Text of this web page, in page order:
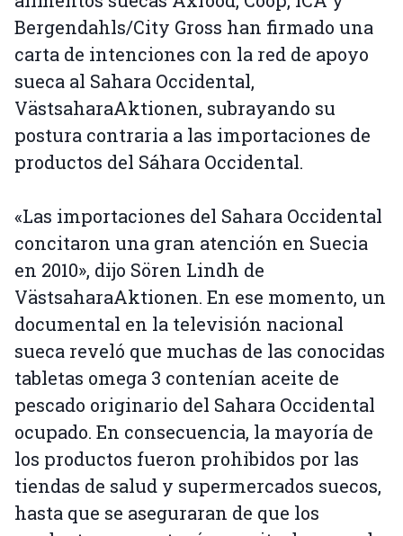
Bergendahls/City Gross han firmado una
carta de intenciones con la red de apoyo
sueca al Sahara Occidental,
VästsaharaAktionen, subrayando su
postura contraria a las importaciones de
productos del Sáhara Occidental.
«Las importaciones del Sahara Occidental
concitaron una gran atención en Suecia
en 2010», dijo Sören Lindh de
VästsaharaAktionen. En ese momento, un
documental en la televisión nacional
sueca reveló que muchas de las conocidas
tabletas omega 3 contenían aceite de
pescado originario del Sahara Occidental
ocupado. En consecuencia, la mayoría de
los productos fueron prohibidos por las
tiendas de salud y supermercados suecos,
hasta que se aseguraran de que los